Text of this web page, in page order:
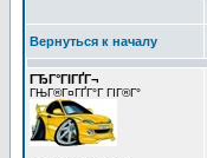
Вернуться к началу
ГЂГ°ГІГҐГ¬
ГЊГ®Г¤ГҐГ°Г ГІГ®Г°